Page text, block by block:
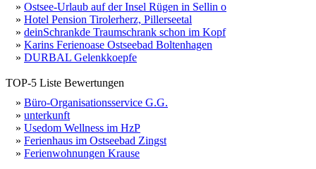
» Ostsee-Urlaub auf der Insel Rügen in Sellin o
» Hotel Pension Tirolerherz, Pillerseetal
» deinSchrankde Traumschrank schon im Kopf
» Karins Ferienoase Ostseebad Boltenhagen
» DURBAL Gelenkkoepfe
TOP-5 Liste Bewertungen
» Büro-Organisationsservice G.G.
» unterkunft
» Usedom Wellness im HzP
» Ferienhaus im Ostseebad Zingst
» Ferienwohnungen Krause